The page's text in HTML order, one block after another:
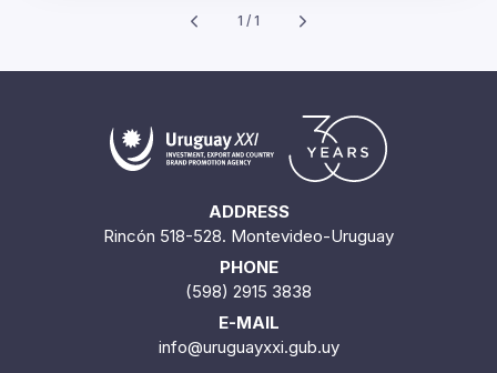
1 / 1
ADDRESS
Rincón 518-528. Montevideo-Uruguay
PHONE
(598) 2915 3838
E-MAIL
info@uruguayxxi.gub.uy